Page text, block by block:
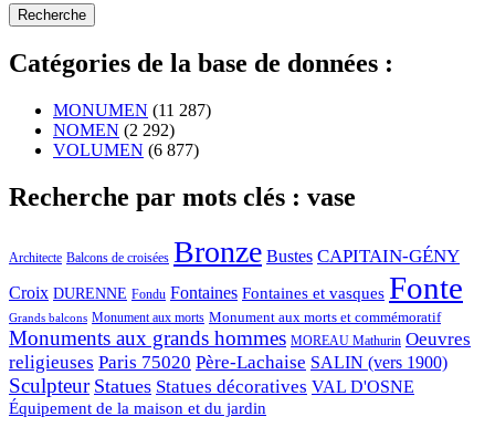
Catégories de la base de données :
MONUMEN (11 287)
NOMEN (2 292)
VOLUMEN (6 877)
Recherche par mots clés : vase
Architecte Balcons de croisées Bronze Bustes CAPITAIN-GÉNY
Croix DURENNE Fondu Fontaines Fontaines et vasques Fonte
Grands balcons Monument aux morts Monument aux morts et commémoratif
Monuments aux grands hommes MOREAU Mathurin Oeuvres
religieuses Paris 75020 Père-Lachaise SALIN (vers 1900)
Sculpteur Statues Statues décoratives VAL D'OSNE
Équipement de la maison et du jardin